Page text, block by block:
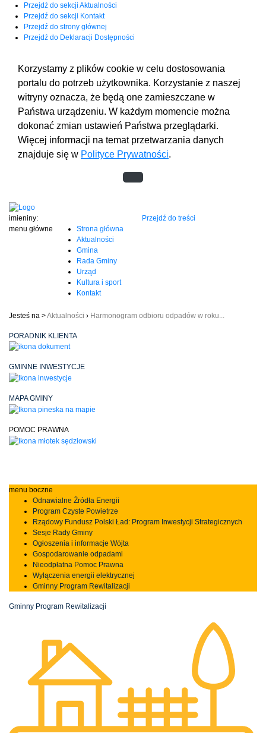
Przejdź do sekcji Aktualności
Przejdź do sekcji Kontakt
Przejdź do strony głównej
Przejdź do Deklaracji Dostępności
Korzystamy z plików cookie w celu dostosowania
portalu do potrzeb użytkownika. Korzystanie z naszej
witryny oznacza, że będą one zamieszczane w
Państwa urządzeniu. W każdym momencie można
dokonać zmian ustawień Państwa przeglądarki.
Więcej informacji na temat przetwarzania danych
znajduje się w Polityce Prywatności.
imieniny:
Przejdź do treści
menu główne
Strona główna
Aktualności
Gmina
Rada Gminy
Urząd
Kultura i sport
Kontakt
Jesteś na >Aktualności › Harmonogram odbioru odpadów w roku...
PORADNIK KLIENTA
GMINNE INWESTYCJE
MAPA GMINY
POMOC PRAWNA
menu boczne
Odnawialne Źródła Energii
Program Czyste Powietrze
Rządowy Fundusz Polski Ład: Program Inwestycji Strategicznych
Sesje Rady Gminy
Ogłoszenia i informacje Wójta
Gospodarowanie odpadami
Nieodpłatna Pomoc Prawna
Wyłączenia energii elektrycznej
Gminny Program Rewitalizacji
Gminny Program Rewitalizacji